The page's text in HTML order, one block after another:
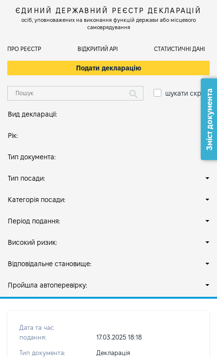
ЄДИНИЙ ДЕРЖАВНИЙ РЕЄСТР ДЕКЛАРАЦІЙ
осіб, уповноважених на виконання функцій держави або місцевого
самоврядування
ПРО РЕЄСТР ВІДКРИТИЙ АРІ СТАТИСТИЧНІ ДАНІ
Подати декларацію
шукати скрізь
Вид декларації:
Рік:
Тип документа:
Тип посади:
Категорія посади:
Період подання:
Високий ризик:
Відповідальне становище:
Пройшла автоперевірку:
Дата та час
подання:
17.03.2025 18:18
Тип документа: Декларація
Зміст документа